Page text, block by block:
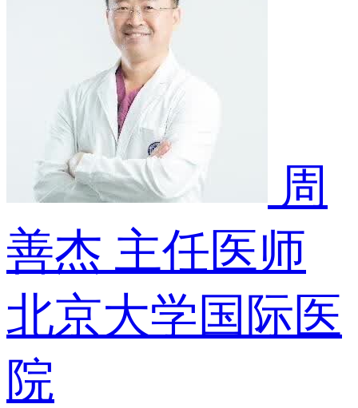
周
善杰 主任医师
北京大学国际医
院